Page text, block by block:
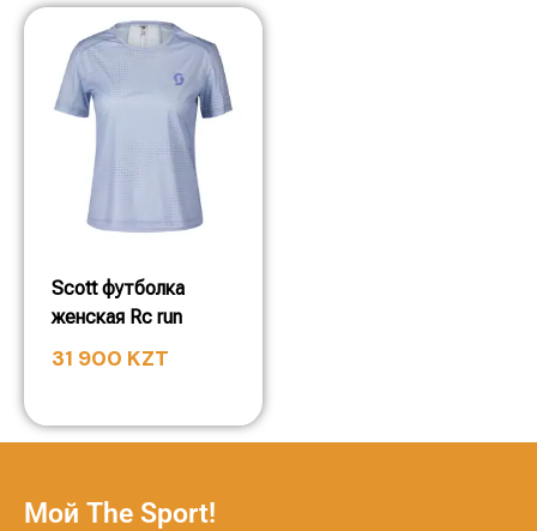
Scott футболка
женская Rc run
31 900 KZT
Мой The Sport!